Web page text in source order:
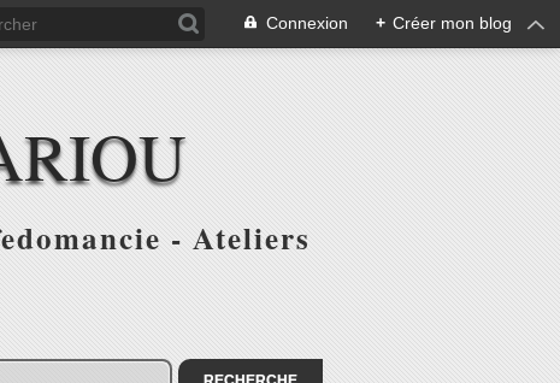
Connexion + Créer mon blog
- Ateliers